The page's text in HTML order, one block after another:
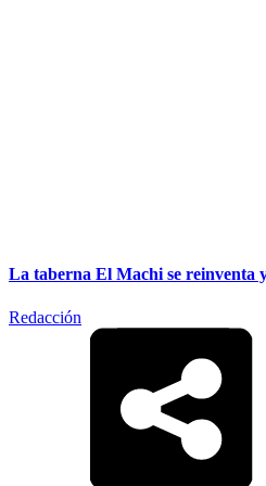
La taberna El Machi se reinventa
Redacción